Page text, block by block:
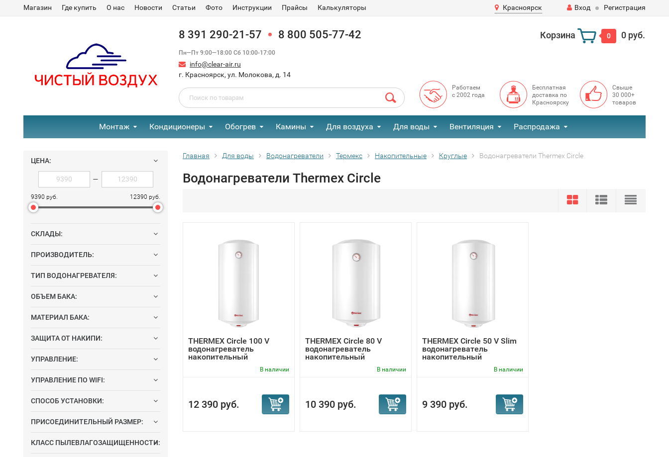
Магазин Где купить О нас Новости Статьи Фото Инструкции Прайсы Калькуляторы Красноярск Вход Регистрация
8 391 290-21-57 8 800 505-77-42
Пн—Пт 9:00—18:00 Сб 10:00-17:00
info@clear-air.ru
г. Красноярск, ул. Молокова, д. 14
Корзина 0 0 руб.
Работаем
с 2002 года
Бесплатная
доставка по
Красноярску
Свыше
30 000+
товаров
Монтаж Кондиционеры Обогрев Камины Для воздуха Для воды Вентиляция Распродажа
ЦЕНА:
—
9390 руб. 12390 руб.
СКЛАДЫ:
ПРОИЗВОДИТЕЛЬ:
ТИП ВОДОНАГРЕВАТЕЛЯ:
ОБЪЕМ БАКА:
МАТЕРИАЛ БАКА:
ЗАЩИТА ОТ НАКИПИ:
УПРАВЛЕНИЕ:
УПРАВЛЕНИЕ ПО WIFI:
СПОСОБ УСТАНОВКИ:
ПРИСОЕДИНИТЕЛЬНЫЙ РАЗМЕР:
КЛАСС ПЫЛЕВЛАГОЗАЩИЩЕННОСТИ:
Главная Для воды Водонагреватели Термекс Накопительные Круглые Водонагреватели Thermex Circle
Водонагреватели Thermex Circle
THERMEX Circle 100 V
водонагреватель
накопительный
В наличии
12 390 руб.
THERMEX Circle 80 V
водонагреватель
накопительный
В наличии
10 390 руб.
THERMEX Circle 50 V Slim
водонагреватель
накопительный
В наличии
9 390 руб.